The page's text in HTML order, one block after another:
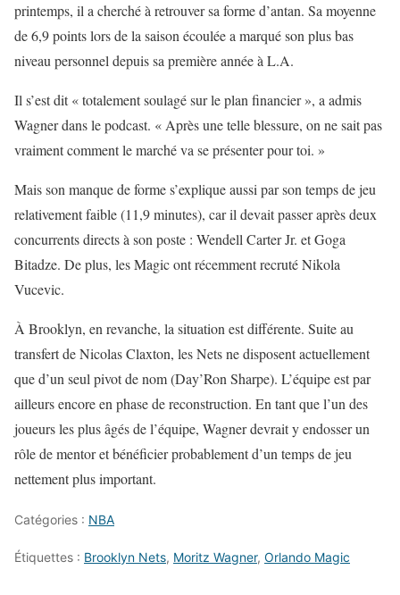
printemps, il a cherché à retrouver sa forme d’antan. Sa moyenne
de 6,9 points lors de la saison écoulée a marqué son plus bas
niveau personnel depuis sa première année à L.A.
Il s’est dit « totalement soulagé sur le plan financier », a admis
Wagner dans le podcast. « Après une telle blessure, on ne sait pas
vraiment comment le marché va se présenter pour toi. »
Mais son manque de forme s’explique aussi par son temps de jeu
relativement faible (11,9 minutes), car il devait passer après deux
concurrents directs à son poste : Wendell Carter Jr. et Goga
Bitadze. De plus, les Magic ont récemment recruté Nikola
Vucevic.
À Brooklyn, en revanche, la situation est différente. Suite au
transfert de Nicolas Claxton, les Nets ne disposent actuellement
que d’un seul pivot de nom (Day’Ron Sharpe). L’équipe est par
ailleurs encore en phase de reconstruction. En tant que l’un des
joueurs les plus âgés de l’équipe, Wagner devrait y endosser un
rôle de mentor et bénéficier probablement d’un temps de jeu
nettement plus important.
Catégories : NBA
Étiquettes : Brooklyn Nets, Moritz Wagner, Orlando Magic